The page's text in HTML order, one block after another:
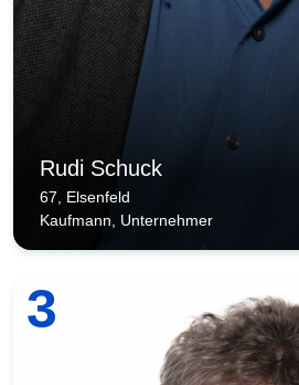
Rudi Schuck
67, Elsenfeld
Kaufmann, Unternehmer
3